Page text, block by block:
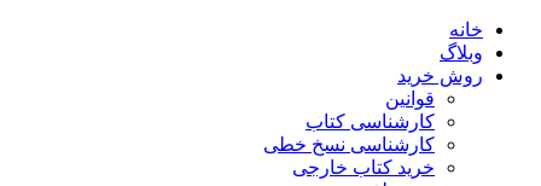
خانه
وبلاگ
روش خرید
قوانین
کارشناسی کتاب
کارشناسی نسخ خطی
خرید کتاب خارجی